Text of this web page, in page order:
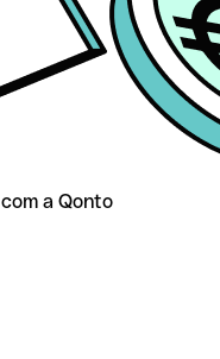
a Qonto